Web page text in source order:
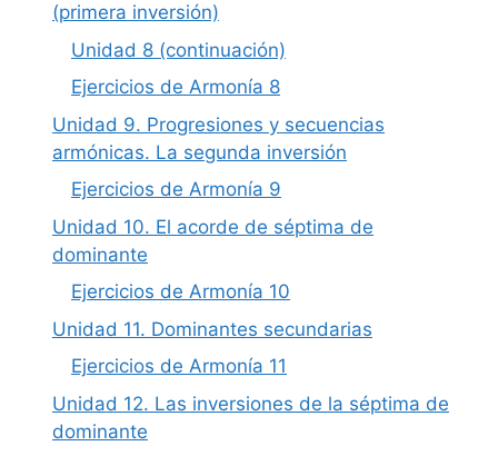
(primera inversión)
Unidad 8 (continuación)
Ejercicios de Armonía 8
Unidad 9. Progresiones y secuencias
armónicas. La segunda inversión
Ejercicios de Armonía 9
Unidad 10. El acorde de séptima de
dominante
Ejercicios de Armonía 10
Unidad 11. Dominantes secundarias
Ejercicios de Armonía 11
Unidad 12. Las inversiones de la séptima de
dominante